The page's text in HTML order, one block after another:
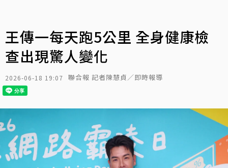
王傳一每天跑5公里 全身健康檢
查出現驚人變化
2026-06-18 19:07 聯合報 記者陳慧貞／即時報導